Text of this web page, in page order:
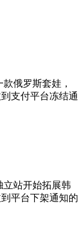
俄罗斯套娃，
支付平台冻结通
立站开始拓展韩
平台下架通知的